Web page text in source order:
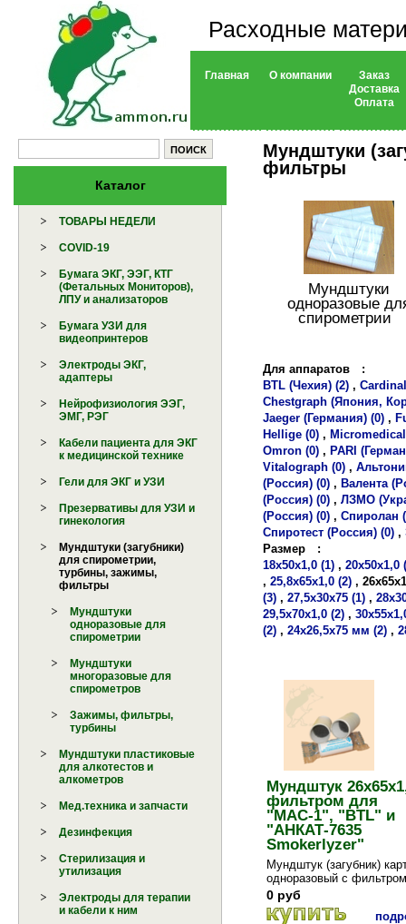
Расходные
Главная О компании
Заказ
Доставка
Оплата
Каталог
ТОВАРЫ НЕДЕЛИ
COVID-19
Бумага ЭКГ, ЭЭГ, КТГ
(Фетальных Мониторов),
ЛПУ и анализаторов
Бумага УЗИ для
видеопринтеров
Электроды ЭКГ,
адаптеры
Нейрофизиология ЭЭГ,
ЭМГ, РЭГ
Кабели пациента для ЭКГ
к медицинской технике
Гели для ЭКГ и УЗИ
Презервативы для УЗИ и
гинекология
Мундштуки (загубники)
для спирометрии,
турбины, зажимы,
фильтры
Мундштуки
одноразовые для
спирометрии
Мундштуки
многоразовые для
спирометров
Зажимы, фильтры,
турбины
Мундштуки пластиковые
для алкотестов и
алкометров
Мед.техника и запчасти
Дезинфекция
Стерилизация и
утилизация
Электроды для терапии
и кабели к ним
Мундштуки
фильтры
Мундштуки
одноразовые
спирометрии
Для аппаратов
:
BTL (Чехия) (2) ,
Chestgraph (Япония,
Jaeger (Германия) (0) ,
Hellige (0) ,
Omron (0) , PARI
Vitalograph (0) ,
(Россия) (0) , Валента
(Россия) (0) , ЛЗМО
(Россия) (0) , Спиролан
Спиротест (Россия) (0) ,
Размер
:
18х50х1,0 (1) , 20х50х1,0
, 25,8х65х1,0 (2) ,
(3) , 27,5х30х75 (1) ,
29,5х70х1,0 (2) ,
(2) , 24х26,5х75 мм (2) ,
Мундштук
фильтром для
"МАС-1", "BTL" и
"АНКАТ-7635
Smokerlyzer"
Мундштук (загубник)
одноразовый с
приборов фирм
(Белорусси...
0 руб